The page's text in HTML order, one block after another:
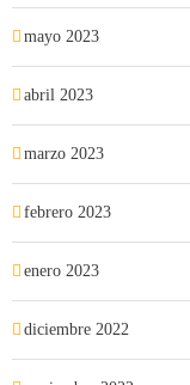
mayo 2023
abril 2023
marzo 2023
febrero 2023
enero 2023
diciembre 2022